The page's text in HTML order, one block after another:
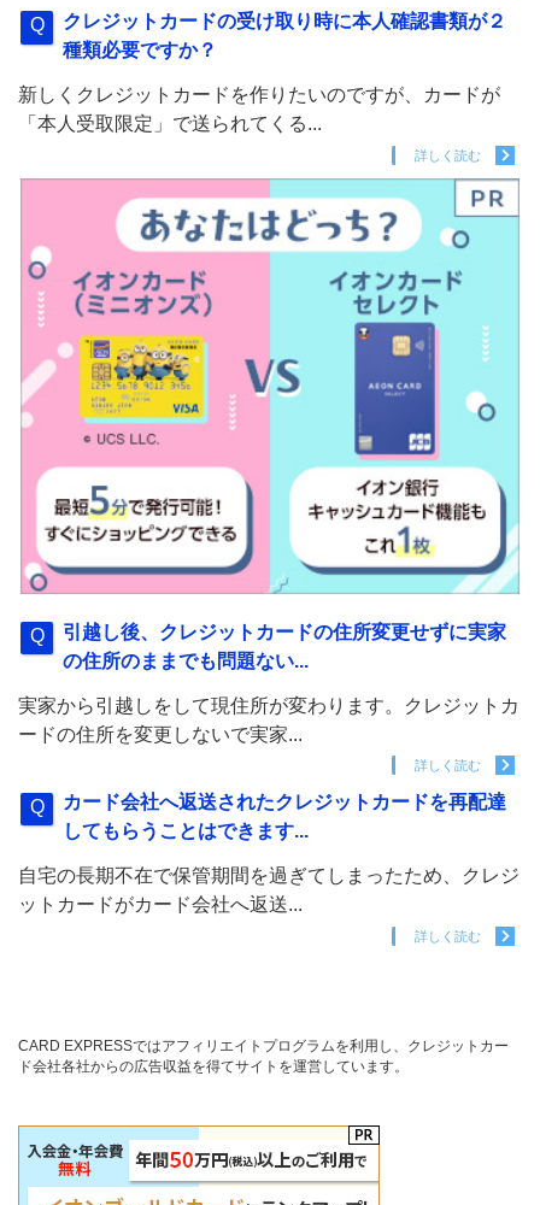
クレジットカードの受け取り時に本人確認書類が２
種類必要ですか？
新しくクレジットカードを作りたいのですが、カードが
「本人受取限定」で送られてくる...
詳しく読む
引越し後、クレジットカードの住所変更せずに実家
の住所のままでも問題ない...
実家から引越しをして現住所が変わります。クレジットカ
ードの住所を変更しないで実家...
詳しく読む
カード会社へ返送されたクレジットカードを再配達
してもらうことはできます...
自宅の長期不在で保管期間を過ぎてしまったため、クレジ
ットカードがカード会社へ返送...
詳しく読む
CARD EXPRESSではアフィリエイトプログラムを利用し、クレジットカー
ド会社各社からの広告収益を得てサイトを運営しています。